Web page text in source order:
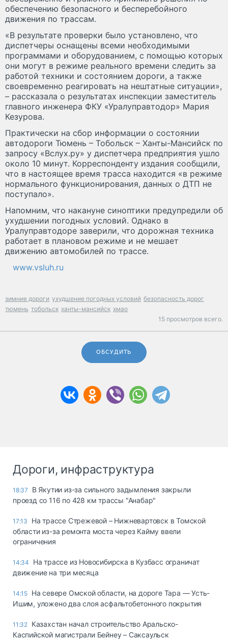
обеспечению безопасного и бесперебойного
движения по трассам.
«В результате проверки было установлено, что
диспетчеры оснащены всеми необходимыми
программами и оборудованием, с помощью которых
они могут в режиме реального времени следить за
работой техники и состоянием дороги, а также
своевременно реагировать на нештатные ситуации»,
– рассказала о результатах инспекции заместитель
главного инженера ФКУ «Уралуправтодор» Мария
Кезурова.
Практически на сбор информации о состоянии
автодороги Тюмень – Тобольск – Ханты-Мансийск по
запросу «Вслух.ру» у диспетчера предприятия ушло
около 10 минут. Корреспонденту издания сообщили,
что в настоящее время трасса находится «в режиме
нормального функционирования, данных о ДТП не
поступало».
Напомним, что накануне синоптики предупредили об
ухудшении погодных условий. Однако в
Уралуправтодоре заверили, что дорожная техника
работает в плановом режиме и не мешает
движению автомобилей по трассе.
www.vsluh.ru
зимние дороги ухудшение погодных условий безопасность дорог
тюмень тобольск ханты-мансийск хмао
15 просмотров всего.
ОБСУДИТЬ
Дороги, инфраструктура
18:37
В Якутии из-за сильного задымления закрыли
проезд со 116 по 428 км трассы "Анабар"
17:13
На трассе Стрежевой – Нижневартовск в Томской
области из-за ремонта моста через Кайму ввели
ограничения
14:34
На трассе из Новосибирска в Кузбасс ограничат
движение на три месяца
14:15 На севере Омской области, на дороге Тара — Усть-
Ишим, уложено два слоя асфальтобетонного покрытия
11:32 Казахстан начал строительство Аральско-
Каспийской магистрали Бейнеу – Саксаульск